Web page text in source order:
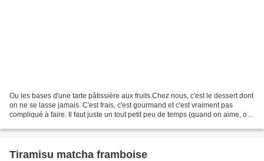
Ou les bases d'une tarte pâtissière aux fruits.Chez nous, c'est le dessert dont
on ne se lasse jamais. C'est frais, c'est gourmand et c'est vraiment pas
compliqué à faire. Il faut juste un tout petit peu de temps (quand on aime, on
Tiramisu matcha framboise